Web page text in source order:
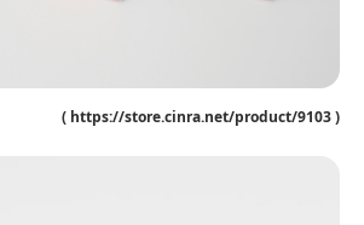
( https://store.cinra.net/product/9103 )